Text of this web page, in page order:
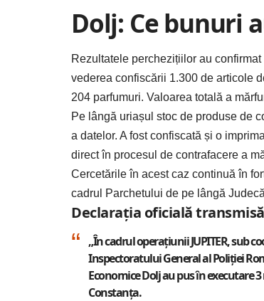
Dolj: Ce bunuri
Rezultatele perchezițiilor au
vederea confiscării 1.300 de articole
204 parfumuri. Valoarea totală a
Pe lângă uriașul stoc de produse de
a datelor. A fost confiscată și o
direct în procesul de contrafacere a
Cercetările în acest caz continuă în
cadrul Parchetului de pe lângă
Declarația oficială
„În cadrul operațiunii JUPITER, sub
Inspectoratului General al Poliției
Economice Dolj au pus în executare
Constanța.